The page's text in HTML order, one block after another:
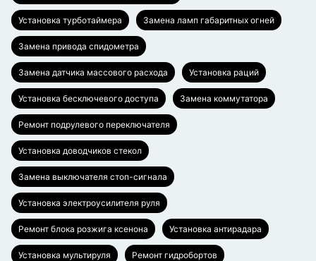
Установка турботаймера Замена ламп габаритных огней
Замена привода спидометра
Замена датчика массового расхода Установка раций
Установка бесключевого доступа Замена коммутатора
Ремонт подрулевого переключателя
Установка доводчиков стекол
Замена выключателя стоп-сигнала
Установка электроусилителя руля
Ремонт блока розжига ксенона Установка антирадара
Установка мультируля Ремонт гидробортов